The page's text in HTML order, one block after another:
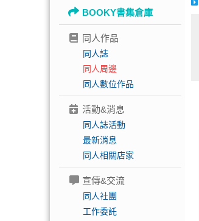
BOOKY書集倉庫
同人作品
同人誌
同人周邊
同人數位作品
活動&消息
同人誌活動
最新消息
同人相關店家
宣傳&交流
同人社團
工作委託